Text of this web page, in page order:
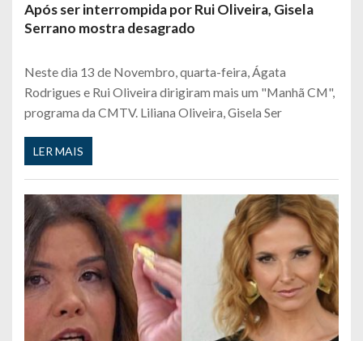
Após ser interrompida por Rui Oliveira, Gisela
Serrano mostra desagrado
Neste dia 13 de Novembro, quarta-feira, Ágata
Rodrigues e Rui Oliveira dirigiram mais um "Manhã CM",
programa da CMTV. Liliana Oliveira, Gisela Ser
LER MAIS